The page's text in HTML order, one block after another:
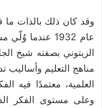
وقد كان ذلك بالذات ما
عام 1932
الزيتوني بصفته شيخ
مناهج التعليم وأساليب
العلمية، معتمدًا فيه
وعلى مستوى الفكر